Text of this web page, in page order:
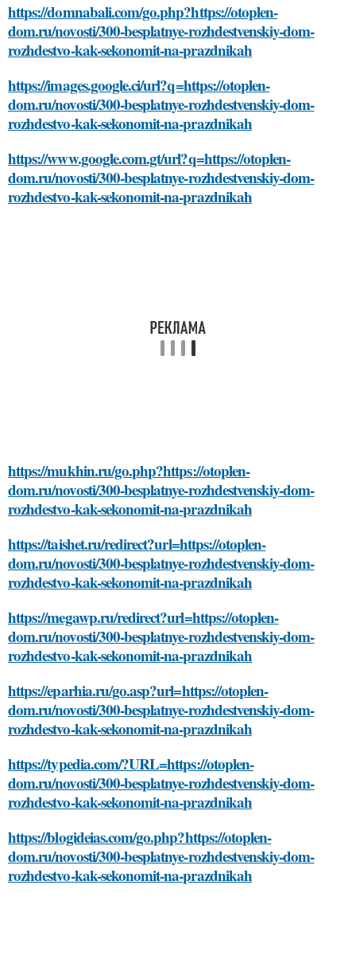
https://domnabali.com/go.php?https://otoplen-
dom.ru/novosti/300-besplatnye-rozhdestvenskiy-dom-
rozhdestvo-kak-sekonomit-na-prazdnikah
https://images.google.ci/url?q=https://otoplen-
dom.ru/novosti/300-besplatnye-rozhdestvenskiy-dom-
rozhdestvo-kak-sekonomit-na-prazdnikah
https://www.google.com.gt/url?q=https://otoplen-
dom.ru/novosti/300-besplatnye-rozhdestvenskiy-dom-
rozhdestvo-kak-sekonomit-na-prazdnikah
https://mukhin.ru/go.php?https://otoplen-
dom.ru/novosti/300-besplatnye-rozhdestvenskiy-dom-
rozhdestvo-kak-sekonomit-na-prazdnikah
https://taishet.ru/redirect?url=https://otoplen-
dom.ru/novosti/300-besplatnye-rozhdestvenskiy-dom-
rozhdestvo-kak-sekonomit-na-prazdnikah
https://megawp.ru/redirect?url=https://otoplen-
dom.ru/novosti/300-besplatnye-rozhdestvenskiy-dom-
rozhdestvo-kak-sekonomit-na-prazdnikah
https://eparhia.ru/go.asp?url=https://otoplen-
dom.ru/novosti/300-besplatnye-rozhdestvenskiy-dom-
rozhdestvo-kak-sekonomit-na-prazdnikah
https://typedia.com/?URL=https://otoplen-
dom.ru/novosti/300-besplatnye-rozhdestvenskiy-dom-
rozhdestvo-kak-sekonomit-na-prazdnikah
https://blogideias.com/go.php?https://otoplen-
dom.ru/novosti/300-besplatnye-rozhdestvenskiy-dom-
rozhdestvo-kak-sekonomit-na-prazdnikah